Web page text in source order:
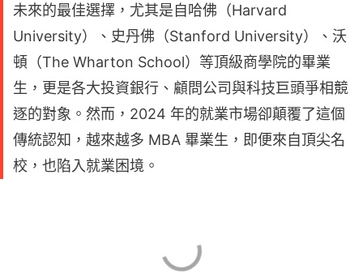
未來的最佳選擇，尤其是自哈佛（Harvard
University）、史丹佛（Stanford University）、沃
頓（The Wharton School）等頂級商學院的畢業
生，更是各大投資銀行、顧問公司與科技巨頭爭相競
逐的對象。然而，2024 年的就業市場卻顛覆了這個
傳統認知，越來越多 MBA 畢業生，即便來自頂尖名
校，也陷入就業困境。